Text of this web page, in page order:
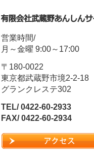
営業時間/
月～金曜 9:00～17:00
〒180-0022
東京都武蔵野市境2-2-18
グランクレステ302
TEL/ 0422-60-2933
FAX/ 0422-60-2934